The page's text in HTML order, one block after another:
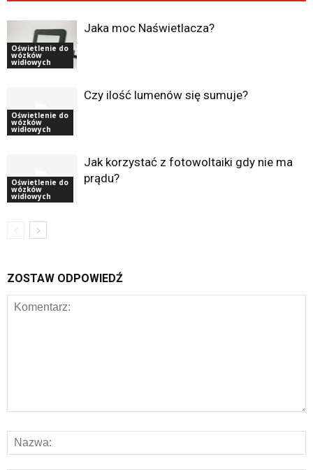
Oświetlenie do
wózków
widłowych
Jaka moc Naświetlacza?
Oświetlenie do
wózków
widłowych
Czy ilość lumenów się sumuje?
Oświetlenie do
wózków
widłowych
Jak korzystać z fotowoltaiki gdy nie ma
prądu?
ZOSTAW ODPOWIEDŹ